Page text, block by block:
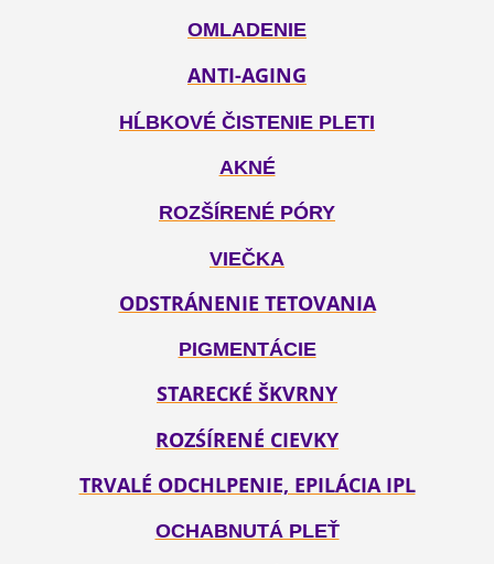
OMLADENIE
ANTI-AGING
HĹBKOVÉ ČISTENIE PLETI
AKNÉ
ROZŠÍRENÉ PÓRY
VIEČKA
ODSTRÁNENIE TETOVANIA
PIGMENTÁCIE
STARECKÉ ŠKVRNY
ROZŚÍRENÉ CIEVKY
TRVALÉ ODCHLPENIE, EPILÁCIA IPL
OCHABNUTÁ PLEŤ